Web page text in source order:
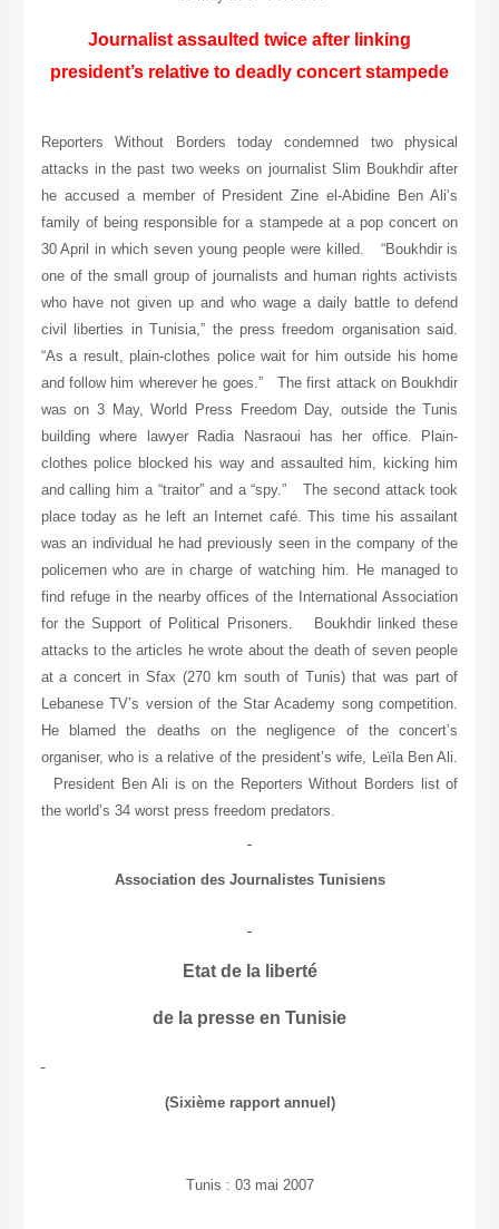
Journalist assaulted twice after linking
president’s relative to deadly concert stampede
Reporters Without Borders today condemned two physical
attacks in the past two weeks on journalist Slim Boukhdir after
he accused a member of President Zine el-Abidine Ben Ali’s
family of being responsible for a stampede at a pop concert on
30 April in which seven young people were killed. “Boukhdir is
one of the small group of journalists and human rights activists
who have not given up and who wage a daily battle to defend
civil liberties in Tunisia,” the press freedom organisation said.
“As a result, plain-clothes police wait for him outside his home
and follow him wherever he goes.” The first attack on Boukhdir
was on 3 May, World Press Freedom Day, outside the Tunis
building where lawyer Radia Nasraoui has her office. Plain-
clothes police blocked his way and assaulted him, kicking him
and calling him a “traitor” and a “spy.” The second attack took
place today as he left an Internet café. This time his assailant
was an individual he had previously seen in the company of the
policemen who are in charge of watching him. He managed to
find refuge in the nearby offices of the International Association
for the Support of Political Prisoners. Boukhdir linked these
attacks to the articles he wrote about the death of seven people
at a concert in Sfax (270 km south of Tunis) that was part of
Lebanese TV’s version of the Star Academy song competition.
He blamed the deaths on the negligence of the concert’s
organiser, who is a relative of the president’s wife, Leïla Ben Ali.
President Ben Ali is on the Reporters Without Borders list of
the world’s 34 worst press freedom predators.
Association des Journalistes Tunisiens
Etat de la liberté
de la presse en Tunisie
(Sixième rapport annuel)
Tunis : 03 mai 2007